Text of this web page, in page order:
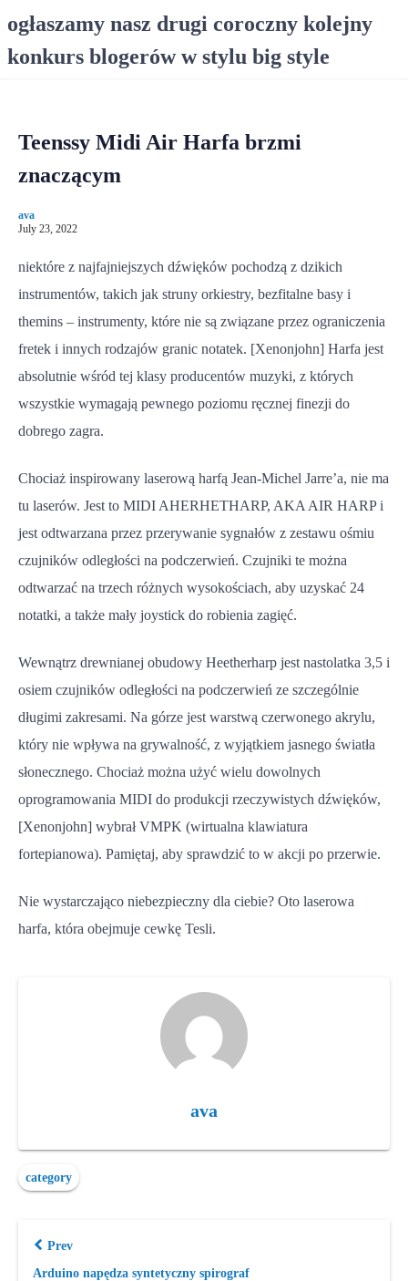
ogłaszamy nasz drugi coroczny kolejny
konkurs blogerów w stylu big style
Teenssy Midi Air Harfa brzmi
znaczącym
ava
July 23, 2022
niektóre z najfajniejszych dźwięków pochodzą z dzikich
instrumentów, takich jak struny orkiestry, bezfitalne basy i
themins – instrumenty, które nie są związane przez ograniczenia
fretek i innych rodzajów granic notatek. [Xenonjohn] Harfa jest
absolutnie wśród tej klasy producentów muzyki, z których
wszystkie wymagają pewnego poziomu ręcznej finezji do
dobrego zagra.
Chociaż inspirowany laserową harfą Jean-Michel Jarre’a, nie ma
tu laserów. Jest to MIDI AHERHETHARP, AKA AIR HARP i
jest odtwarzana przez przerywanie sygnałów z zestawu ośmiu
czujników odległości na podczerwień. Czujniki te można
odtwarzać na trzech różnych wysokościach, aby uzyskać 24
notatki, a także mały joystick do robienia zagięć.
Wewnątrz drewnianej obudowy Heetherharp jest nastolatka 3,5 i
osiem czujników odległości na podczerwień ze szczególnie
długimi zakresami. Na górze jest warstwą czerwonego akrylu,
który nie wpływa na grywalność, z wyjątkiem jasnego światła
słonecznego. Chociaż można użyć wielu dowolnych
oprogramowania MIDI do produkcji rzeczywistych dźwięków,
[Xenonjohn] wybrał VMPK (wirtualna klawiatura
fortepianowa). Pamiętaj, aby sprawdzić to w akcji po przerwie.
Nie wystarczająco niebezpieczny dla ciebie? Oto laserowa
harfa, która obejmuje cewkę Tesli.
ava
category
Prev
Arduino napędza syntetyczny spirograf